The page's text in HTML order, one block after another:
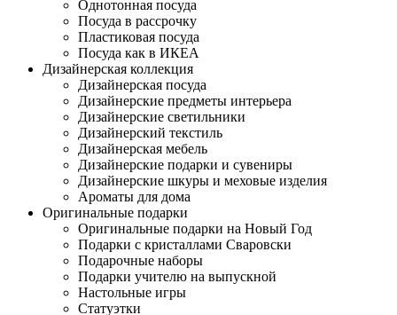
Однотонная посуда
Посуда в рассрочку
Пластиковая посуда
Посуда как в ИКЕА
Дизайнерская коллекция
Дизайнерская посуда
Дизайнерские предметы интерьера
Дизайнерские светильники
Дизайнерский текстиль
Дизайнерская мебель
Дизайнерские подарки и сувениры
Дизайнерские шкуры и меховые изделия
Ароматы для дома
Оригинальные подарки
Оригинальные подарки на Новый Год
Подарки с кристаллами Сваровски
Подарочные наборы
Подарки учителю на выпускной
Настольные игры
Статуэтки